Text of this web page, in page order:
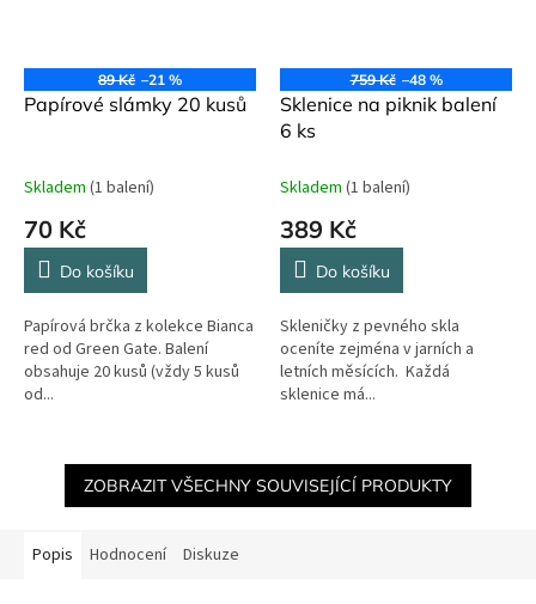
89 Kč –21 %
Papírové slámky 20 kusů
Skladem (1 balení)
70 Kč
Do košíku
Papírová brčka z kolekce Bianca
red od Green Gate. Balení
obsahuje 20 kusů (vždy 5 kusů
od...
759 Kč –48 %
Sklenice na piknik balení
6 ks
Skladem (1 balení)
389 Kč
Do košíku
Skleničky z pevného skla
oceníte zejména v jarních a
letních měsících. Každá
sklenice má...
ZOBRAZIT VŠECHNY SOUVISEJÍCÍ PRODUKTY
Popis Hodnocení Diskuze